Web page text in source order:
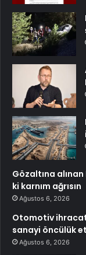
Gözaltına
ki karnım ağrısın
Ağustos 6, 2026
Otomotiv
sanayi öncülük
Ağustos 6, 2026